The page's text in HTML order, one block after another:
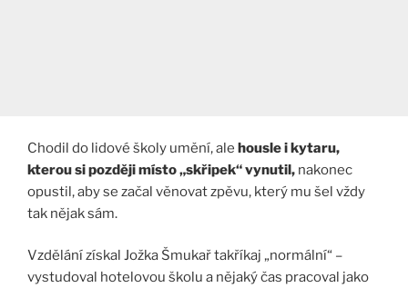
Chodil do lidové školy umění, ale housle i kytaru,
kterou si později místo „skřipek“ vynutil, nakonec
opustil, aby se začal věnovat zpěvu, který mu šel vždy
tak nějak sám.
Vzdělání získal Jožka Šmukař takříkaj „normální“ –
vystudoval hotelovou školu a nějaký čas pracoval jako